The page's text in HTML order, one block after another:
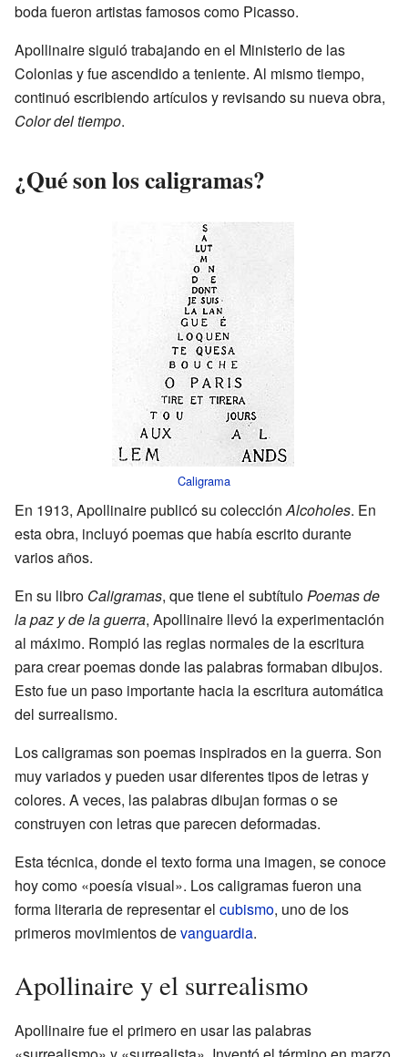
boda fueron artistas famosos como Picasso.
Apollinaire siguió trabajando en el Ministerio de las
Colonias y fue ascendido a teniente. Al mismo tiempo,
continuó escribiendo artículos y revisando su nueva obra,
Color del tiempo.
¿Qué son los caligramas?
Caligrama
En 1913, Apollinaire publicó su colecciónAlcoholes. En
esta obra, incluyó poemas que había escrito durante
varios años.
En su libro Caligramas, que tiene el subtítuloPoemas de
la paz y de la guerra, Apollinaire llevó la experimentación
al máximo. Rompió las reglas normales de la escritura
para crear poemas donde las palabras formaban dibujos.
Esto fue un paso importante hacia la escritura automática
del surrealismo.
Los caligramas son poemas inspirados en la guerra. Son
muy variados y pueden usar diferentes tipos de letras y
colores. A veces, las palabras dibujan formas o se
construyen con letras que parecen deformadas.
Esta técnica, donde el texto forma una imagen, se conoce
hoy como «poesía visual». Los caligramas fueron una
forma literaria de representar el cubismo, uno de los
primeros movimientos devanguardia.
Apollinaire y el surrealismo
Apollinaire fue el primero en usar las palabras